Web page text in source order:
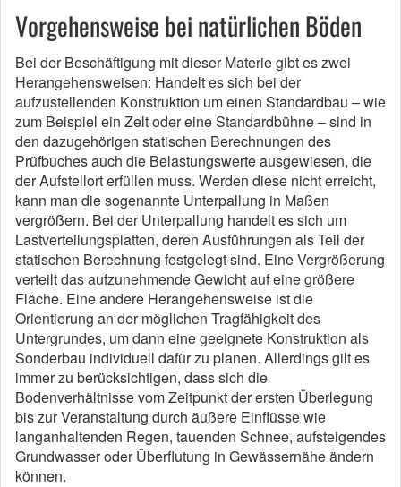
Vorgehensweise bei natürlichen Böden
Bei der Beschäftigung mit dieser Materie gibt es zwei
Herangehensweisen: Handelt es sich bei der
aufzustellenden Konstruktion um einen Standardbau – wie
zum Beispiel ein Zelt oder eine Standardbühne – sind in
den dazugehörigen statischen Berechnungen des
Prüfbuches auch die Belastungswerte ausgewiesen, die
der Aufstellort erfüllen muss. Werden diese nicht erreicht,
kann man die sogenannte Unterpallung in Maßen
vergrößern. Bei der Unterpallung handelt es sich um
Lastverteilungsplatten, deren Ausführungen als Teil der
statischen Berechnung festgelegt sind. Eine Vergrößerung
verteilt das aufzunehmende Gewicht auf eine größere
Fläche. Eine andere Herangehensweise ist die
Orientierung an der möglichen Tragfähigkeit des
Untergrundes, um dann eine geeignete Konstruktion als
Sonderbau individuell dafür zu planen. Allerdings gilt es
immer zu berücksichtigen, dass sich die
Bodenverhältnisse vom Zeitpunkt der ersten Überlegung
bis zur Veranstaltung durch äußere Einflüsse wie
langanhaltenden Regen, tauenden Schnee, aufsteigendes
Grundwasser oder Überflutung in Gewässernähe ändern
können.